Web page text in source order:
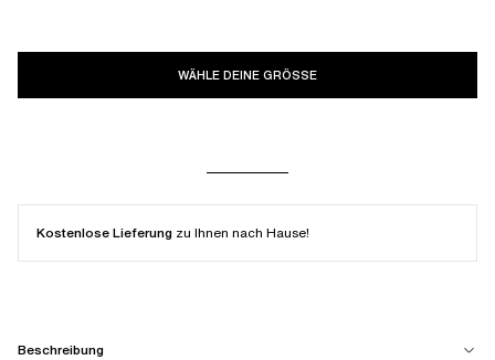
WÄHLE DEINE GRÖSSE
Kostenlose Lieferung zu Ihnen nach Hause!
Beschreibung